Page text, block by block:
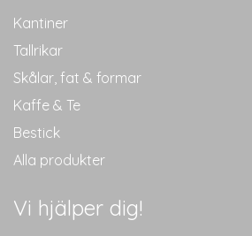
Kantiner
Tallrikar
Skålar, fat & formar
Kaffe & Te
Bestick
Alla produkter
Vi hjälper dig!